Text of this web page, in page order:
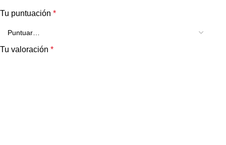
Tu puntuación*
Tu valoración*